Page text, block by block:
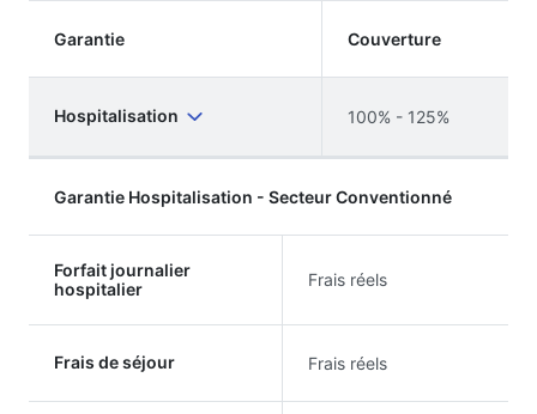
Garantie Couverture
Hospitalisation 100% - 125%
Garantie Hospitalisation - Secteur Conventionné
Forfait journalier
hospitalier
Frais réels
Frais de séjour Frais réels